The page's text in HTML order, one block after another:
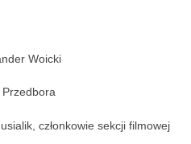
Woicki
członkowie sekcji filmowej